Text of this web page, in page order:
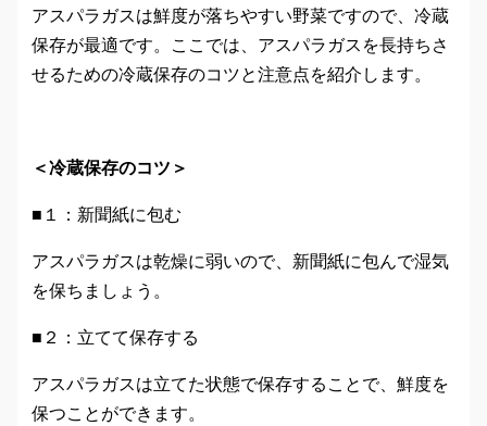
アスパラガスは鮮度が落ちやすい野菜ですので、冷蔵
保存が最適です。ここでは、アスパラガスを長持ちさ
せるための冷蔵保存のコツと注意点を紹介します。
＜冷蔵保存のコツ＞
■１：新聞紙に包む
アスパラガスは乾燥に弱いので、新聞紙に包んで湿気
を保ちましょう。
■２：立てて保存する
アスパラガスは立てた状態で保存することで、鮮度を
保つことができます。